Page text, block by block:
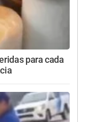
para cada